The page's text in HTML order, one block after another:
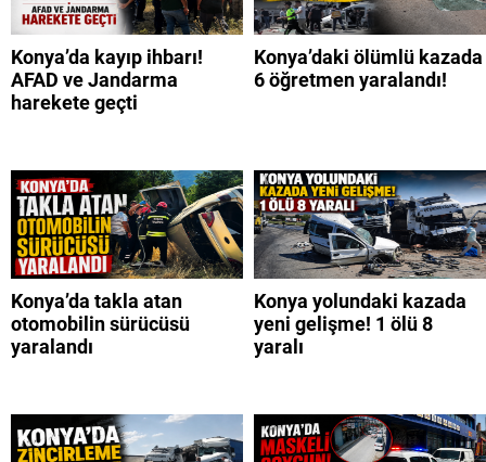
Konya’da kayıp ihbarı!
AFAD ve Jandarma
harekete geçti
Konya’daki ölümlü kazada
6 öğretmen yaralandı!
Konya’da takla atan
otomobilin sürücüsü
yaralandı
Konya yolundaki kazada
yeni gelişme! 1 ölü 8
yaralı